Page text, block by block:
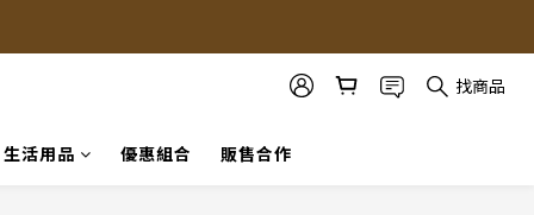
找商品
生活用品 優惠組合 販售合作